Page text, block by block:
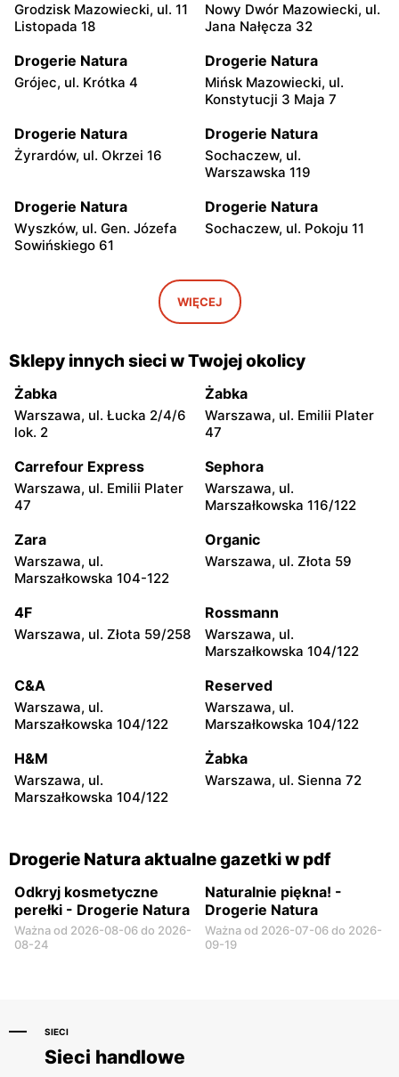
Grodzisk Mazowiecki, ul. 11
Listopada 18
Nowy Dwór Mazowiecki, ul.
Jana Nałęcza 32
Drogerie Natura
Grójec, ul. Krótka 4
Drogerie Natura
Mińsk Mazowiecki, ul.
Konstytucji 3 Maja 7
Drogerie Natura
Żyrardów, ul. Okrzei 16
Drogerie Natura
Sochaczew, ul.
Warszawska 119
Drogerie Natura
Wyszków, ul. Gen. Józefa
Sowińskiego 61
Drogerie Natura
Sochaczew, ul. Pokoju 11
Pułtusk, ul. Świętojańska 6
Drogerie Natura
Garwolin, ul. Krótka 1
Garwolin, ul. Kościuszki 4 Garwolin, ul. Sulbiny 3
Drogerie Natura
Płońsk, ul. Wyszogrodzka
59
Drogerie Natura
Skierniewice, ul. Mikołaja
Kopernika 5
Drogerie Natura
Rawa Mazowiecka al.
Konstytucji 3 Maja 22
Drogerie Natura
Nowe Miasto nad Pilicą, ul.
Tomaszowska 40
Drogerie Natura
Kozienice, ul. Warszawska
17
Drogerie Natura
Sokołów Podlaski, ul.
Drogerie Natura
Ostrów Mazowiecka, ul.
Drogerie Natura
Przasnysz, ul. Leszno 1
Drogerie Natura
Płock, ul. Przemysłowa 1
Drogerie Natura
Łuków, ul. Nowopijarska 9 D
Ostrołęka, ul. Gen. Augusta
Emila Fieldorfa Nila 11
Tomaszów Mazowiecki, ul.
Św. Antoniego 14
WIĘCEJ
Sklepy innych sieci w Twojej okolicy
Żabka
Warszawa, ul. Łucka 2/4/6
lok. 2
Żabka
Warszawa, ul. Emilii Plater
47
Carrefour Express
Warszawa, ul. Emilii Plater
47
Sephora
Warszawa, ul.
Marszałkowska 116/122
Zara
Warszawa, ul.
Marszałkowska 104-122
Organic
Warszawa, ul. Złota 59
4F
Warszawa, ul. Złota 59/258
Rossmann
Warszawa, ul.
Marszałkowska 104/122
C&A
Warszawa, ul.
Marszałkowska 104/122
Reserved
Warszawa, ul.
Marszałkowska 104/122
H&M
Warszawa, ul.
Marszałkowska 104/122
Żabka
Warszawa, ul. Sienna 72
Drogerie Natura aktualne gazetki w pdf
Odkryj kosmetyczne
perełki - Drogerie Natura
Ważna od 2026-08-06 do 2026-
08-24
Naturalnie piękna! -
Drogerie Natura
Ważna od 2026-07-06 do 2026-
09-19
SIECI
Sieci handlowe